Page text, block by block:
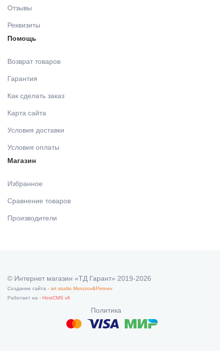
Отзывы
Реквизиты
Помощь
Возврат товаров
Гарантия
Как сделать заказ
Карта сайта
Условия доставки
Условия оплаты
Магазин
Избранное
Сравнение товаров
Производители
© Интернет магазин «ТД Гарант» 2019-2026
Создание сайта - art studio Morozov&Pimnev
Работает на - HostCMS v6
Политика